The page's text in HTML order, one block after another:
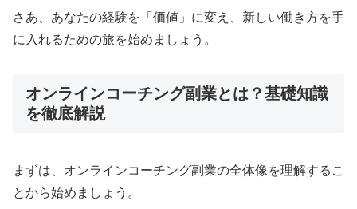
さあ、あなたの経験を「価値」に変え、新しい働き方を手
に入れるための旅を始めましょう。
オンラインコーチング副業とは？基礎知識
を徹底解説
まずは、オンラインコーチング副業の全体像を理解するこ
とから始めましょう。